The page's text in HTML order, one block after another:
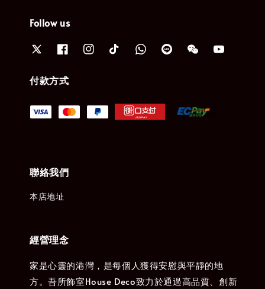
Follow us
付款方式
聯絡我們
本店地址
經營理念
家是心靈的港灣，是每個人獲得安慰與平靜的地
方。吾所飾室House Deco致力於通過高品質、創新